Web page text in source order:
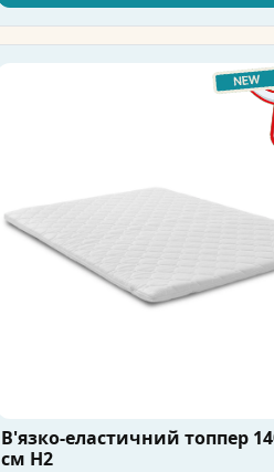
В'язко-еластичний топпер
см H2